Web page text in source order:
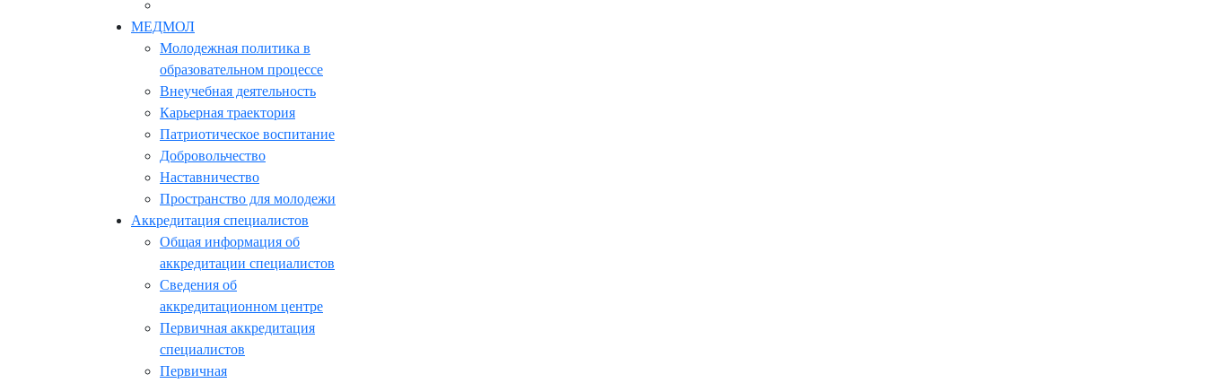
МЕДМОЛ
Молодежная политика в
образовательном процессе
Внеучебная деятельность
Карьерная траектория
Патриотическое воспитание
Добровольчество
Наставничество
Пространство для молодежи
Аккредитация специалистов
Общая информация об
аккредитации специалистов
Сведения об
аккредитационном центре
Первичная аккредитация
специалистов
Первичная